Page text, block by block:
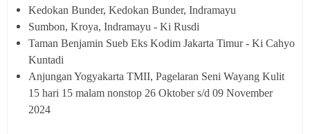
Kedokan Bunder, Kedokan Bunder, Indramayu
Sumbon, Kroya, Indramayu - Ki Rusdi
Taman Benjamin Sueb Eks Kodim Jakarta Timur - Ki Cahyo
Kuntadi
Anjungan Yogyakarta TMII, Pagelaran Seni Wayang Kulit
15 hari 15 malam nonstop 26 Oktober s/d 09 November
2024